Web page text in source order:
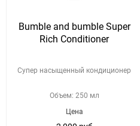
Bumble and bumble Super
Rich Conditioner
Супер насыщенный кондиционер
Объем: 250 мл
Цена